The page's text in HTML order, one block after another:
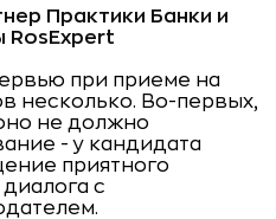
Практики Банки и
RosExpert
при приеме на
несколько. Во-первых,
не должно
- у кандидата
приятного
с